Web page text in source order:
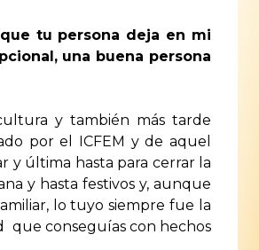
tu persona deja en mi
una buena persona
y también más tarde
por el ICFEM y de aquel
y última hasta para cerrar la
y hasta festivos y, aunque
lo tuyo siempre fue la
que conseguías con hechos